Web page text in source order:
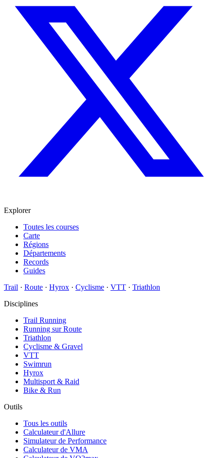
Explorer
Toutes les courses
Carte
Régions
Départements
Records
Guides
Trail · Route · Hyrox · Cyclisme · VTT · Triathlon
Disciplines
Trail Running
Running sur Route
Triathlon
Cyclisme & Gravel
VTT
Swimrun
Hyrox
Multisport & Raid
Bike & Run
Outils
Tous les outils
Calculateur d'Allure
Simulateur de Performance
Calculateur de VMA